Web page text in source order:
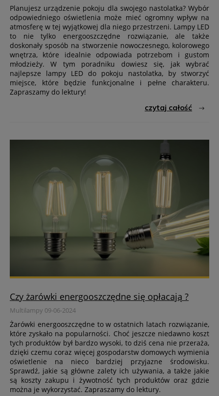
Planujesz urządzenie pokoju dla swojego nastolatka? Wybór
odpowiedniego oświetlenia może mieć ogromny wpływ na
atmosferę w tej wyjątkowej dla niego przestrzeni. Lampy LED
to nie tylko energooszczędne rozwiązanie, ale także
doskonały sposób na stworzenie nowoczesnego, kolorowego
wnętrza, które idealnie odpowiada potrzebom i gustom
młodzieży. W tym poradniku dowiesz się, jak wybrać
najlepsze lampy LED do pokoju nastolatka, by stworzyć
miejsce, które będzie funkcjonalne i pełne charakteru.
Zapraszamy do lektury!
czytaj całość
Czy żarówki energooszczędne się opłacają ?
Multilampy 09-06-2024
Żarówki energooszczędne to w ostatnich latach rozwiązanie,
które zyskało na popularności. Choć jeszcze niedawno koszt
tych produktów był bardzo wysoki, to dziś cena nie przeraża,
dzięki czemu coraz więcej gospodarstw domowych wymienia
oświetlenie na nieco bardziej przyjazne środowisku.
Sprawdź, jakie są główne zalety ich używania, a także jakie
są koszty zakupu i żywotność tych produktów oraz gdzie
można je wykorzystać. Zapraszamy do lektury.